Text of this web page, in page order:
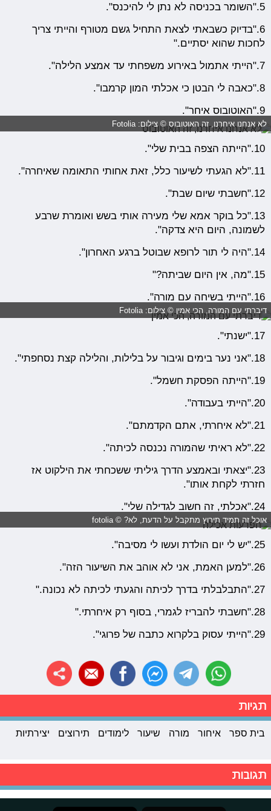
5."השומר בכניסה לא נתן לי להיכנס".
6."בדיוק כשבאתי לצאת התחיל גשם מטורף והייתי צריך
לחכות שהוא יסתיים."
7."הייתי אתמול באירוע משפחתי עד אמצע הלילה".
8."כאבה לי הבטן כי אכלתי המון קרמבו".
9."האוטובוס איחר".
לא אנחנו איחרנו, זה האוטובוס © צילום: Fotolia
10."הייתה הצפה בבית שלי".
11."לא הגעתי לשיעור כלל, זאת אחותי התאומה שאיחרה".
12."חשבתי שיום שבת".
13."כל בוקר אמא שלי מעירה אותי בשש ואומרת שרבע
לשמונה, היום היא צדקה".
14."היה לי תור לרופא שבוטל ברגע האחרון".
15."מה, אין היום שביתה?"
16."הייתי בשיחה עם מורה".
דיברתי עם המורה, הכי אמין © צילום: Fotolia
17."ישנתי".
18."אני נער בימים וגיבור על בלילות, והלילה קצת נסחפתי".
19."הייתה הפסקת חשמל".
20."הייתי בעבודה".
21."לא איחרתי, אתם הקדמתם".
22."לא ראיתי שהמורה נכנסה לכיתה".
23."יצאתי ובאמצע הדרך גיליתי ששכחתי את הילקוט אז
חזרתי לקחת אותו".
24."אכלתי, זה חשוב לגדילה שלי".
אוכל זה תמיד תירוץ מתקבל על הדעת, לא? © fotolia
25."יש לי יום הולדת ועשו לי מסיבה".
26."למען האמת, אני לא אוהב את השיעור הזה".
27."התבלבלתי בדרך לכיתה והגעתי לכיתה לא נכונה."
28."חשבתי להבריז לגמרי, בסוף רק איחרתי."
29."הייתי עסוק בלקרוא כתבה של פרוגי".
תגיות
בית ספר איחור מורה שיעור לימודים תירוצים יצירתיות
תגובות